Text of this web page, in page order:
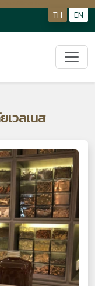
TH EN
วลเนส